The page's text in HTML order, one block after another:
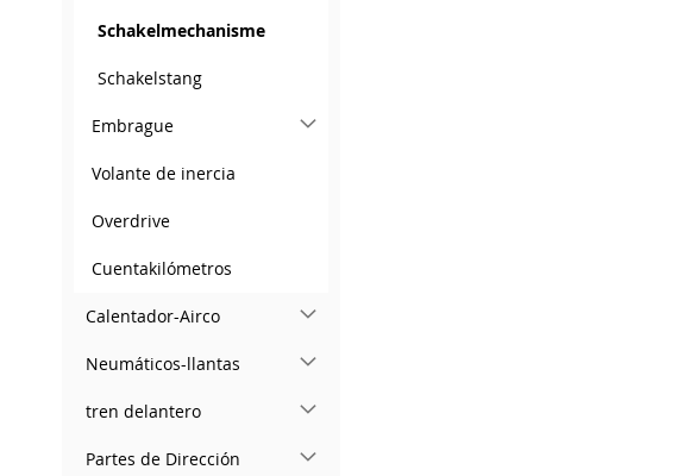
Schakelmechanisme
Schakelstang
Embrague
Volante de inercia
Overdrive
Cuentakilómetros
Calentador-Airco
Neumáticos-llantas
tren delantero
Partes de Dirección